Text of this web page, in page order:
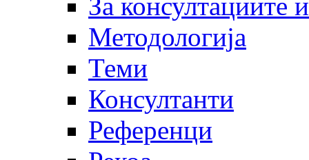
Методологија
Теми
Консултанти
Референци